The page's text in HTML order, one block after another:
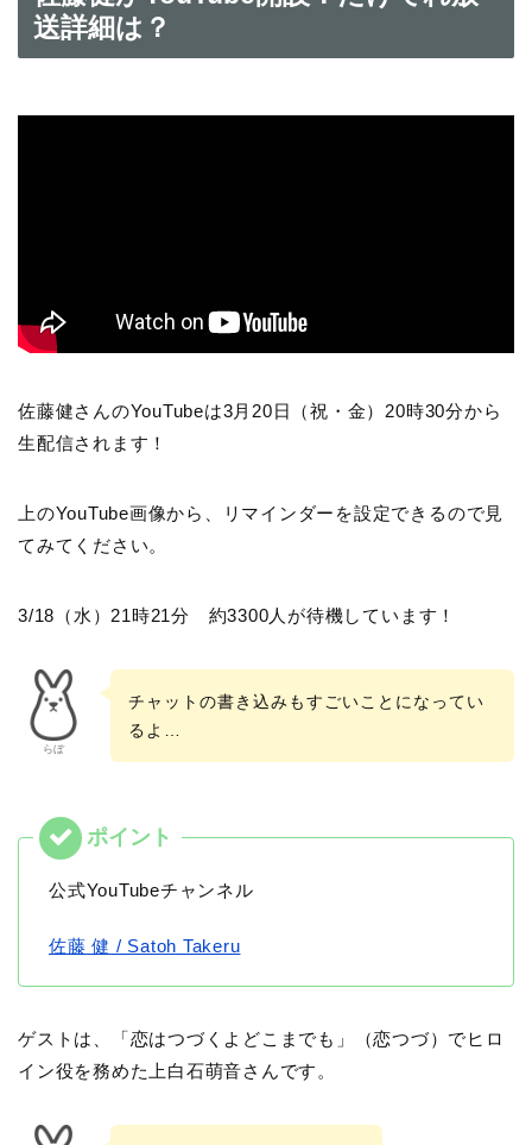
送詳細は？
佐藤健さんのYouTubeは3月20日（祝・金）20時30分から
生配信されます！
上のYouTube画像から、リマインダーを設定できるので見
てみてください。
3/18（水）21時21分 約3300人が待機しています！
らぼ
チャットの書き込みもすごいことになってい
るよ…
公式YouTubeチャンネル
佐藤 健 / Satoh Takeru
ゲストは、「恋はつづくよどこまでも」（恋つづ）でヒロ
イン役を務めた上白石萌音さんです。